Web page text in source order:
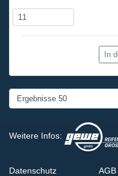
In
Weitere Infos:
Datenschutz
AGB